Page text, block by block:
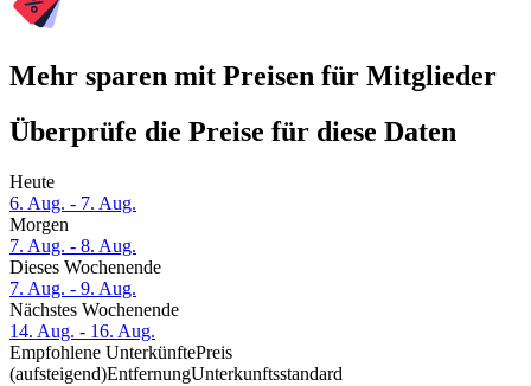
Mehr sparen mit Preisen für Mitglieder
Überprüfe die Preise für diese Daten
Heute
6. Aug. - 7. Aug.
Morgen
7. Aug. - 8. Aug.
Dieses Wochenende
7. Aug. - 9. Aug.
Nächstes Wochenende
14. Aug. - 16. Aug.
Empfohlene UnterkünftePreis
(aufsteigend)EntfernungUnterkunftsstandard